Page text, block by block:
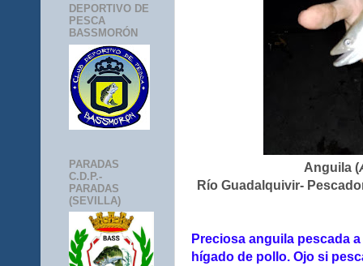
Anguila (
Río Guadalquivir-
Preciosa anguila pescada
hígado de pollo. Ojo si
DEPORTIVO DE
PESCA
BASSMORÓN
PARADAS
C.D.P.-
PARADAS
(SEVILLA)